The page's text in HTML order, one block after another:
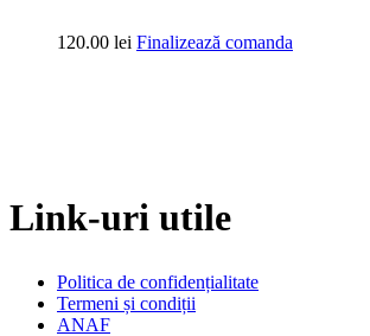
120.00 lei Finalizează comanda
Link-uri utile
Politica de confidențialitate
Termeni și condiții
ANAF